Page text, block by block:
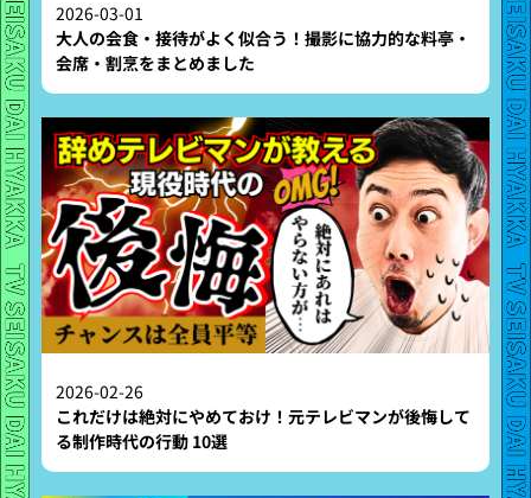
2026-03-01
大人の会食・接待がよく似合う！撮影に協力的な料亭・
会席・割烹をまとめました
2026-02-26
これだけは絶対にやめておけ！元テレビマンが後悔して
る制作時代の行動 10選